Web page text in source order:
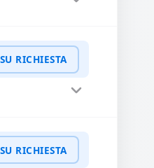
SU RICHIESTA
SU RICHIESTA